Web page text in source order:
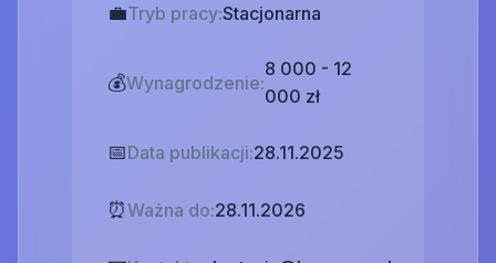
💼Tryb pracy:Stacjonarna
💰Wynagrodzenie:
8 000 - 12
000 zł
📅Data publikacji:28.11.2025
⏰Ważna do:28.11.2026